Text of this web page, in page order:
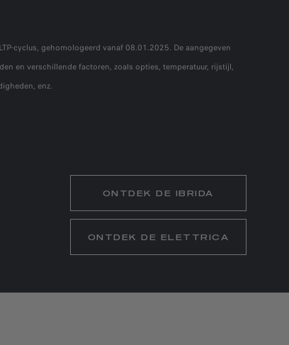
cyclus, gehomologeerd vanaf 08.01.2025. De aangegeven
en verschillende factoren, zoals opties, temperatuur, rijstijl,
enz.
ONTDEK DE IBRIDA
ONTDEK DE ELETTRICA